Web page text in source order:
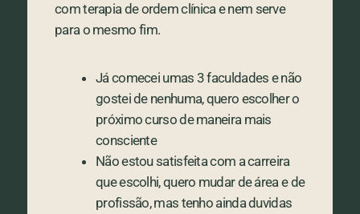
com terapia de ordem clínica e nem serve
para o mesmo fim.
Já comecei umas 3 faculdades e não
gostei de nenhuma, quero escolher o
próximo curso de maneira mais
consciente
Não estou satisfeita com a carreira
que escolhi, quero mudar de área e de
profissão, mas tenho ainda duvidas